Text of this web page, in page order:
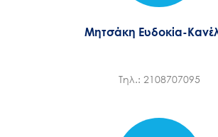
Μητσάκη Ευδοκία-
Τηλ.: 2108707095